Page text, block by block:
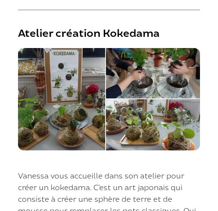
Atelier création Kokedama
Vanessa vous accueille dans son atelier pour
créer un kokedama. C’est un art japonais qui
consiste à créer une sphère de terre et de